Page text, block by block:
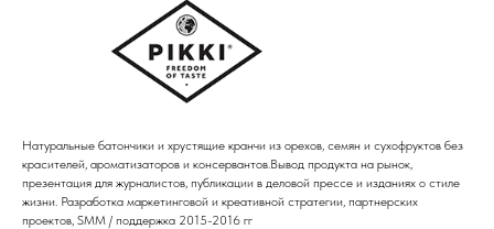
Натуральные батончики и хрустящие кранчи из орехов, семян и сухофруктов без
красителей, ароматизаторов и консервантов.Вывод продукта на рынок,
презентация для журналистов, публикации в деловой прессе и изданиях о стиле
жизни. Разработка маркетинговой и креативной стратегии, партнерских
проектов, SMM / поддержка 2015-2016 гг